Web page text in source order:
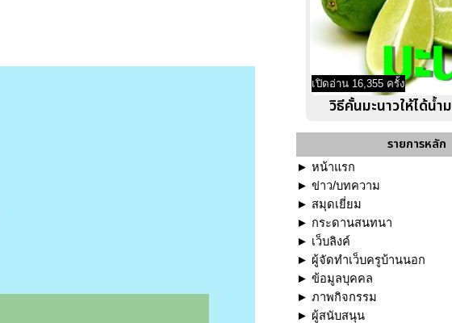
เปิดอ่าน 16,355 ครั้ง
วิธีคั้นมะนาวให้ได้น้ำ
รายการหลัก
► หน้าแรก
► ข่าว/บทความ
► สมุดเยี่ยม
► กระดานสนทนา
► เว็บลิงค์
► ผู้จัดทำเว็บครูบ้านนอก
► ข้อมูลบุคคล
► ภาพกิจกรรม
► ผู้สนับสนุน